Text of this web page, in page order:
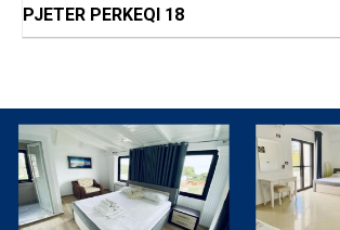
PJETER PERKEQI 18